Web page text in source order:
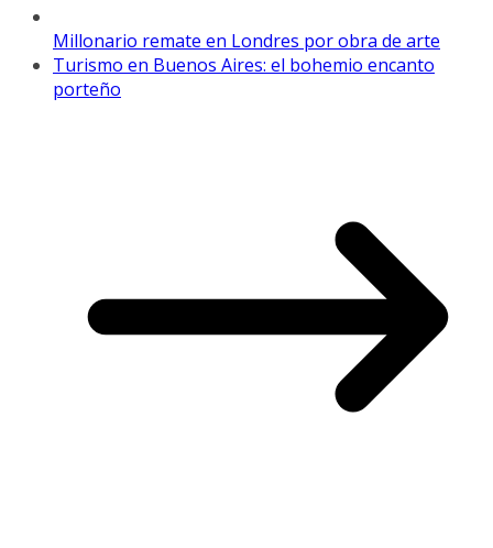
Millonario remate en Londres por obra de arte
Turismo en Buenos Aires: el bohemio encanto
porteño